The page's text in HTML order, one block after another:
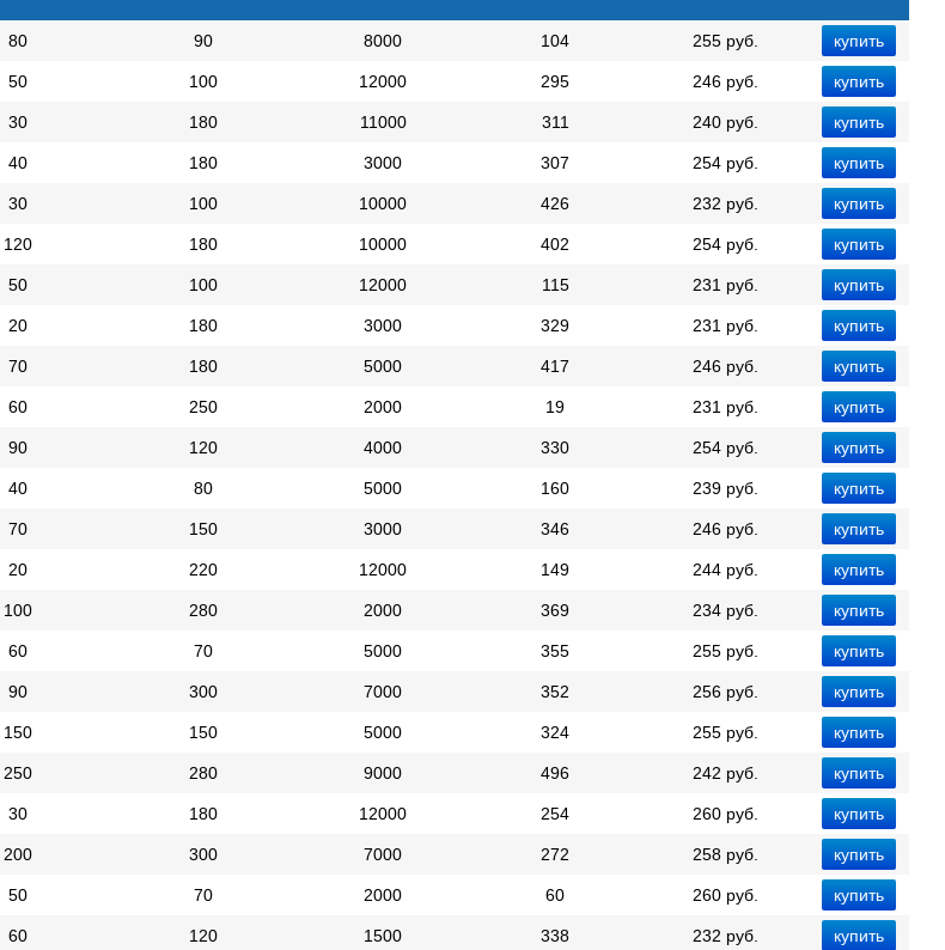
80 90 8000 104 255 руб.
50 100 12000 295 246 руб.
30 180 11000 311 240 руб.
40 180 3000 307 254 руб.
30 100 10000 426 232 руб.
120 180 10000 402 254 руб.
50 100 12000 115 231 руб.
20 180 3000 329 231 руб.
70 180 5000 417 246 руб.
60 250 2000 19 231 руб.
90 120 4000 330 254 руб.
40 80 5000 160 239 руб.
70 150 3000 346 246 руб.
20 220 12000 149 244 руб.
100 280 2000 369 234 руб.
60 70 5000 355 255 руб.
90 300 7000 352 256 руб.
150 150 5000 324 255 руб.
250 280 9000 496 242 руб.
30 180 12000 254 260 руб.
200 300 7000 272 258 руб.
50 70 2000 60 260 руб.
60 120 1500 338 232 руб.